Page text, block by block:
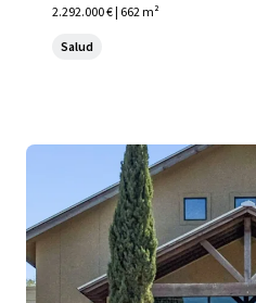
2.292.000 € | 662 m²
Salud